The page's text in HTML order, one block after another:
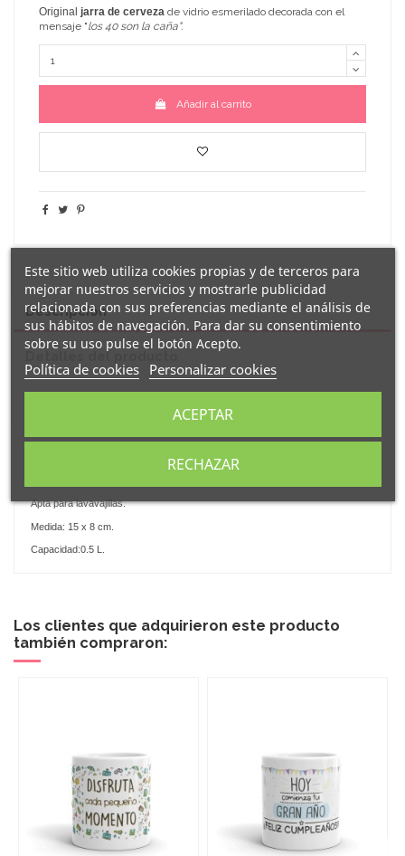
Original jarra de cerveza de vidrio esmerilado decorada con el
mensaje "los 40 son la caña".
Añadir al carrito
Descripción
Detalles del producto
Apta para lavavajillas.
Medida: 15 x 8 cm.
Capacidad:0.5 L.
Los clientes que adquirieron este producto
también compraron:
Este sitio web utiliza cookies propias y de terceros para
mejorar nuestros servicios y mostrarle publicidad
relacionada con sus preferencias mediante el análisis de
sus hábitos de navegación. Para dar su consentimiento
sobre su uso pulse el botón Acepto.
Política de cookies Personalizar cookies
RECHAZAR
ACEPTAR